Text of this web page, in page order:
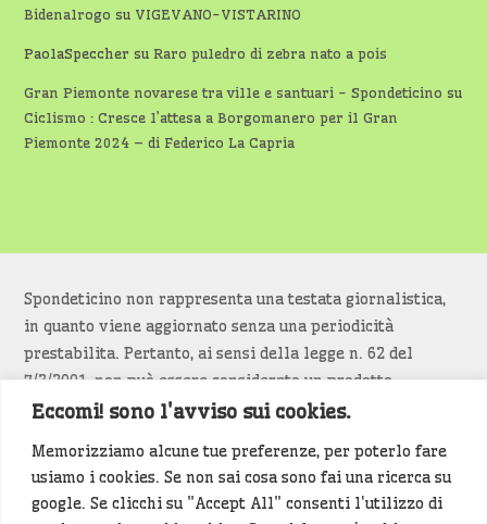
Eccomi! sono l'avviso sui cookies.
Memorizziamo alcune tue preferenze, per poterlo fare
usiamo i cookies. Se non sai cosa sono fai una ricerca su
google. Se clicchi su "Accept All" consenti l'utilizzo di
Bidenalrogo su VIGEVANO-VISTARINO
PaolaSpeccher suRaro puledro di zebra nato a pois
Gran Piemonte novarese tra ville e santuari - Spondeticino su
Ciclismo : Cresce l’attesa a Borgomanero per il Gran
Piemonte 2024 – di Federico La Capria
Spondeticino non rappresenta una testata giornalistica,
in quanto viene aggiornato senza una periodicità
prestabilita. Pertanto, ai sensi della legge n. 62 del
7/3/2001, non può essere considerato un prodotto
editoriale.
Siamo attenti a non violare copyright e diritti
d’immagine. Se un contenuto è di tua proprietà e vuoi
richiederne la rimozionediccelo(<- clicca per inviarci un